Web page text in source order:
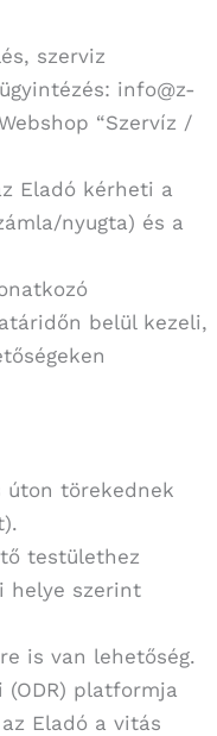
szerviz
info@z-
“Szervíz /
Eladó kérheti a
nyugta) és a
belül kezeli,
úton törekednek
testülethez
helye szerint
is van lehetőség.
(ODR) platformja
Eladó a vitás